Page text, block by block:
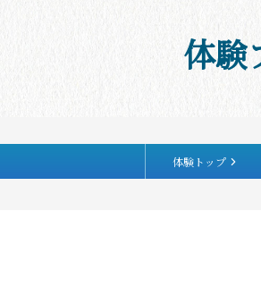
体験
体験トップ